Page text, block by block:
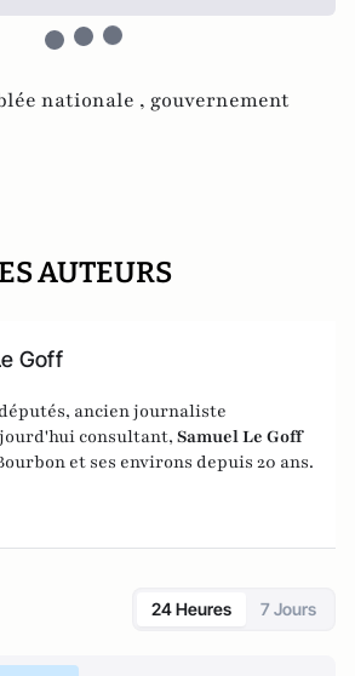
nationale , gouvernement
AUTEURS
Goff
ancien journaliste
consultant, Samuel Le Goff
et ses environs depuis 20 ans.
24 Heures 7 Jours